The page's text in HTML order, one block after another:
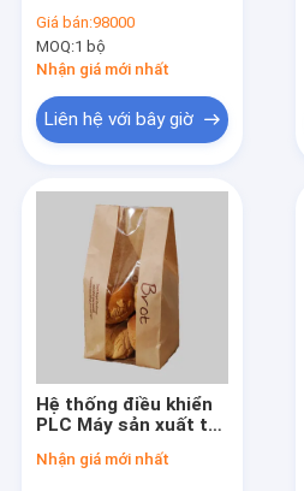
phù hợp cho sản xuất
túi giấy liên tục
Giá bán:98000
MOQ:1 bộ
Nhận giá mới nhất
Liên hệ với bây giờ
Hệ thống điều khiển
PLC Máy sản xuất túi
380V Máy sản xuất
Nhận giá mới nhất